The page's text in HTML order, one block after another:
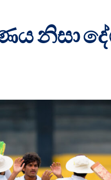
නිසා